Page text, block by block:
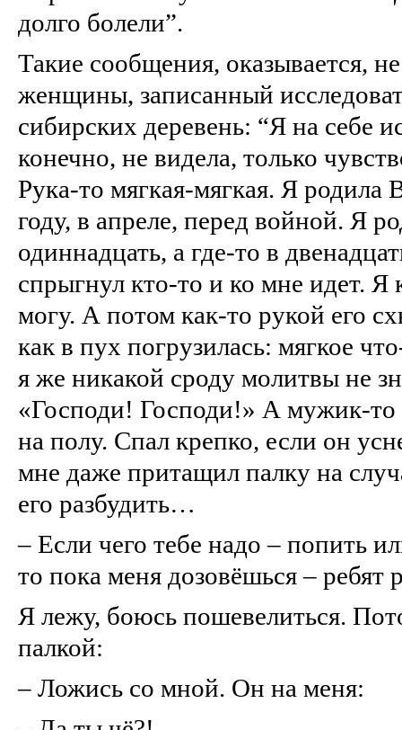
долго болели”.
Такие сообщения, оказывается,
женщины, записанный
сибирских деревень: “Я на себе
конечно, не видела, только
Рука‑то мягкая‑мягкая. Я родила
году, в апреле, перед войной. Я
одиннадцать, а где‑то в
спрыгнул кто‑то и ко мне идет. Я
могу. А потом как‑то рукой его
как в пух погрузилась: мягкое
я же никакой сроду молитвы не
«Господи! Господи!» А
на полу. Спал крепко, если он
мне даже притащил палку на
его разбудить…
– Если чего тебе надо – попить
то пока меня дозовёшься – ребят
Я лежу, боюсь пошевелиться.
палкой:
– Ложись со мной. Он на меня: